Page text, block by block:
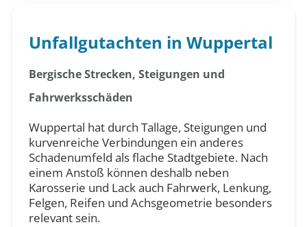
Unfallgutachten in Wuppertal
Bergische Strecken, Steigungen und
Fahrwerksschäden
Wuppertal hat durch Tallage, Steigungen und
kurvenreiche Verbindungen ein anderes
Schadenumfeld als flache Stadtgebiete. Nach
einem Anstoß können deshalb neben
Karosserie und Lack auch Fahrwerk, Lenkung,
Felgen, Reifen und Achsgeometrie besonders
relevant sein.